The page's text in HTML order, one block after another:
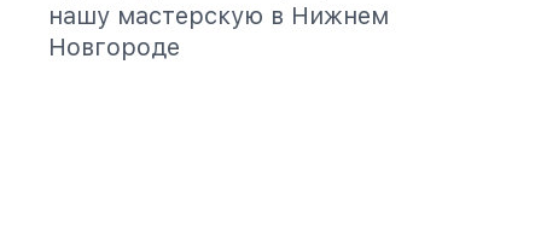
нашу мастерскую в Нижнем
Новгороде